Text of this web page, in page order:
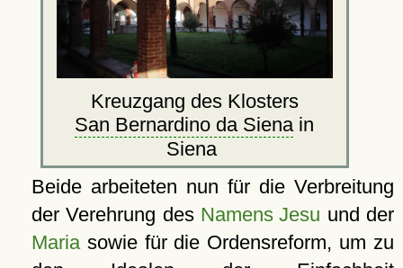
Kreuzgang des Klosters
San Bernardino da Sienain
Siena
Beide arbeiteten nun für die Verbreitung
der Verehrung des Namens Jesu und der
Mariasowie für die Ordensreform, um zu